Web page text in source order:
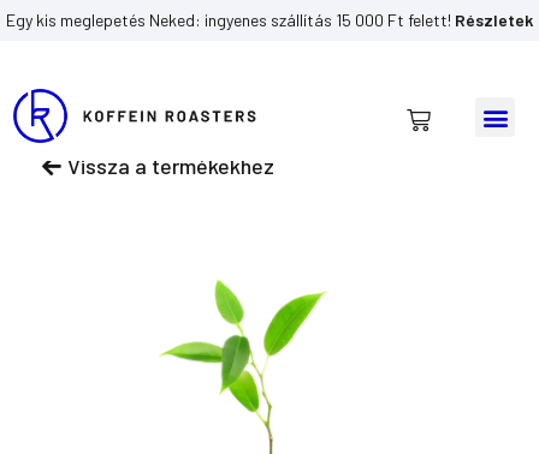
Skip
Egy kis meglepetés Neked: ingyenes szállítás 15 000 Ft felett! Részletek
Kosár
Vissza a termékekhez